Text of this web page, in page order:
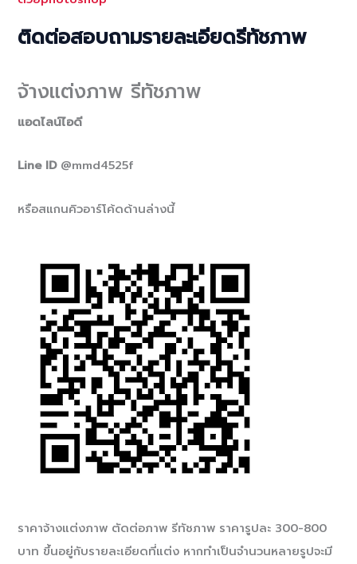
ติดต่อสอบถามรายละเอียดรีทัชภาพ
จ้างแต่งภาพ รีทัชภาพ
แอดไลน์ไอดี
Line ID @mmd4525f
หรือสแกนคิวอาร์โค้ดด้านล่างนี้
ราคาจ้างแต่งภาพ ตัดต่อภาพ รีทัชภาพ ราคารูปละ 300-800
บาท ขึ้นอยู่กับรายละเอียดที่แต่ง หากทำเป็นจำนวนหลายรูปจะมี